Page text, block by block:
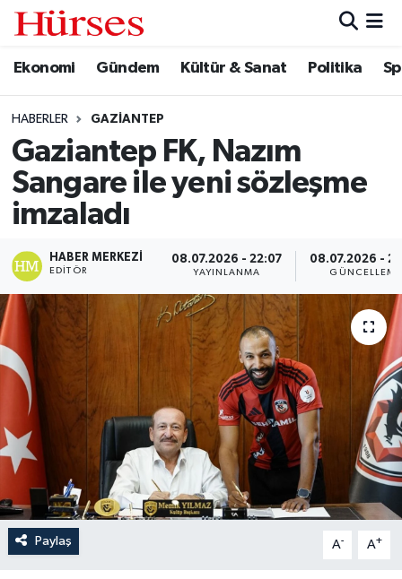
Ekonomi Gündem Kültür & Sanat Politika
HABERLER GAZIANTEP
Gaziantep FK, Nazım
Sangare ile yeni sözleşme
imzaladı
HABER MERKEZI
EDITÖR
08.07.2026 - 22:07
YAYINLANMA
08.07.2026 -
GÜNCELLEME
Paylaş A- A+
Ekonomi
Gündem
Kültür & Sanat
Politika
Spor
Turizm
Hava Durumu
Trafik Durumu
Süper Lig Puan Durumu ve Fikstür
Tüm Manşetler
Son Dakika Haberleri
Haber Arşivi